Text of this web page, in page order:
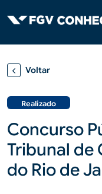
Voltar
Realizado
Concurso
Tribunal de
do Rio de